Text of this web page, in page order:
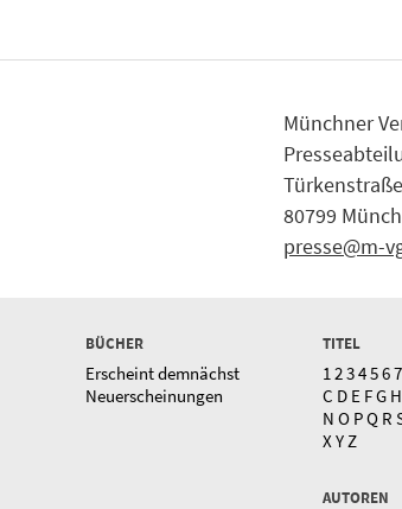
Münchner
80799
presse@m-
BÜCHER
Erscheint demnächst
Neuerscheinungen
TITEL
1 234567
C D E FG H
N O PQ R
X Y Z
AUTOREN